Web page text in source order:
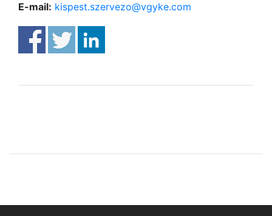
E-mail: kispest.szervezo@vgyke.com